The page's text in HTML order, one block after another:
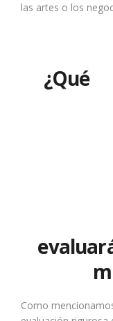
las artes o los
¿Qué
Como